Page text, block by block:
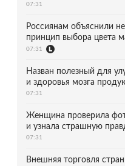
07:31
Россиянам объяснили
принцип выбора цвета
07:31
Назван полезный для
и здоровья мозга
07:31
Женщина проверила
и узнала страшную
07:31
Внешняя торговля